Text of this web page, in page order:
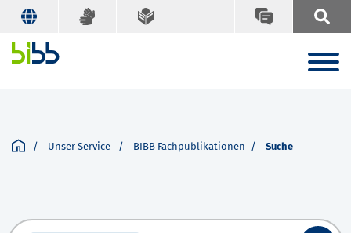
Unser Service BIBB Fachpublikationen Suche